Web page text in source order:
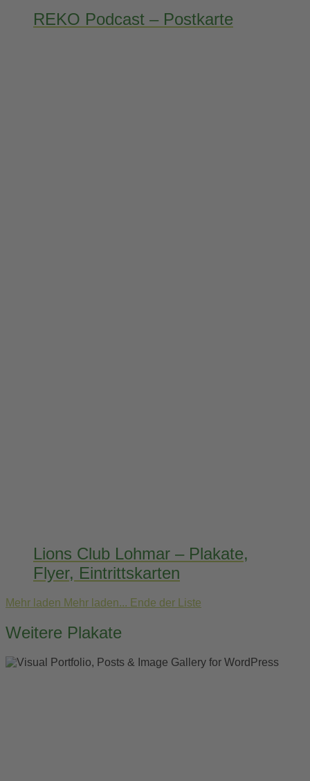
REKO Podcast – Postkarte
Lions Club Lohmar – Plakate,
Flyer, Eintrittskarten
Mehr laden Mehr laden... Ende der Liste
Weitere Plakate